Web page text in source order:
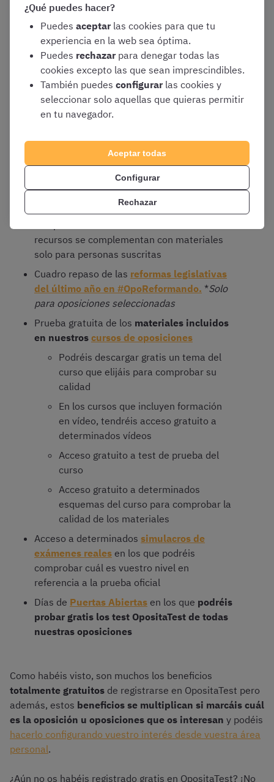
Una vez ya habéis activado vuestra cuenta gratis,
además de estar siempre al día de vuestra oposición,
esto es lo todo lo que tenéis al alcance de un solo clic:
Test de prueba de oposiciones. Podéis
probar gratis nuestros test para cada uno de
los proceso selectivos que preparamos, así
para múltiples procesos
recursos se complementan con materiales
solo para personas suscritas
Cuadro repaso de las reformas legislativas
del último año en #OpoReformando. *Solo
para oposiciones seleccionadas
Prueba gratuita de los materiales incluidos
en nuestros cursos de oposiciones
Podréis descargar gratis un tema del
curso que elijáis para comprobar su
calidad
En los cursos que incluyen formación
en vídeo, tendréis acceso gratuito a
determinados vídeos
Acceso gratuito a test de prueba del
curso
Acceso gratuito a determinados
esquemas del curso para comprobar la
calidad de los materiales
Acceso a determinados simulacros de
exámenes reales en los que podréis
comprobar cuál es vuestro nivel en
referencia a la prueba oficial
Días de Puertas Abiertas en los que podréis
probar gratis los test OpositaTest de todas
nuestras oposiciones
Como habéis visto, son muchos los beneficios
totalmente gratuitos de registrarse en OpositaTest pero
además, estos beneficios se multiplican si marcáis cuál
es la oposición u oposiciones que os interesan y podéis
hacerlo configurando vuestro interés desde vuestra área
personal.
¿Aún no os habéis registrado gratis en OpositaTest? ¡No
¿Qué puedes hacer?
Puedes aceptar las cookies para que tu
experiencia en la web sea óptima.
Puedes rechazar para denegar todas las
cookies excepto las que sean imprescindibles.
También puedes configurar las cookies y
seleccionar solo aquellas que quieras permitir
en tu navegador.
Aceptar todas
Configurar
Rechazar